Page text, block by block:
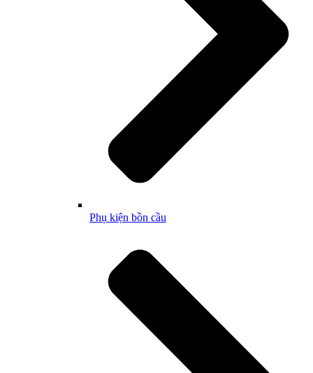
Phụ kiện bồn cầu